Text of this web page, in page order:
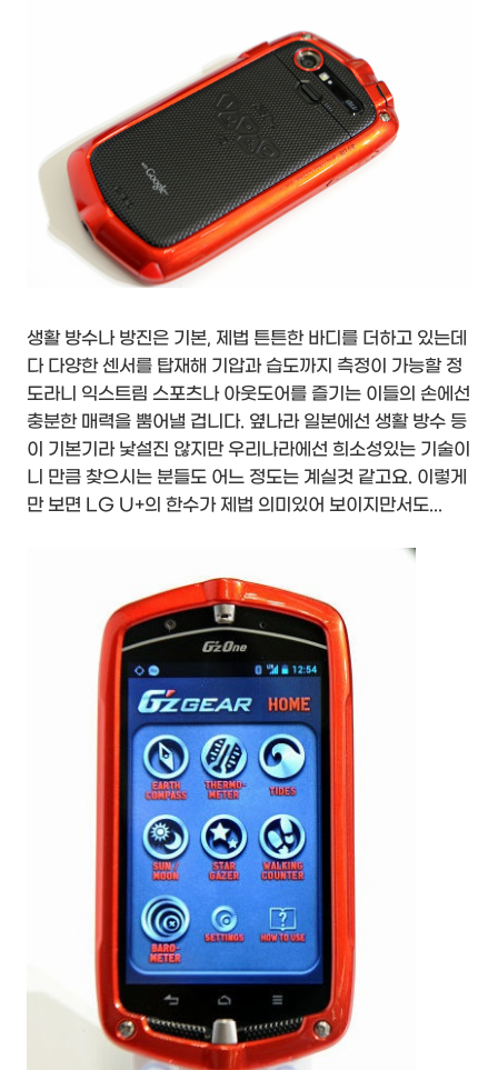
생활 방수나 방진은 기본, 제법 튼튼한 바디를 더하고 있는데
다 다양한 센서를 탑재해 기압과 습도까지 측정이 가능할 정
도라니 익스트림 스포츠나 아웃도어를 즐기는 이들의 손에선
충분한 매력을 뿜어낼 겁니다. 옆나라 일본에선 생활 방수 등
이 기본기라 낯설진 않지만 우리나라에선 희소성있는 기술이
니 만큼 찾으시는 분들도 어느 정도는 계실것 같고요. 이렇게
만 보면 LG U+의 한수가 제법 의미있어 보이지만서도...